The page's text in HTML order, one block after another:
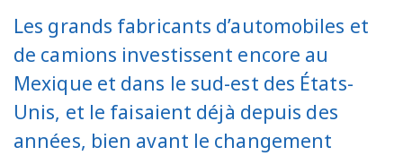
Les grands fabricants d’automobiles et
de camions investissent encore au
Mexique et dans le sud-est des États-
Unis, et le faisaient déjà depuis des
années, bien avant le changement